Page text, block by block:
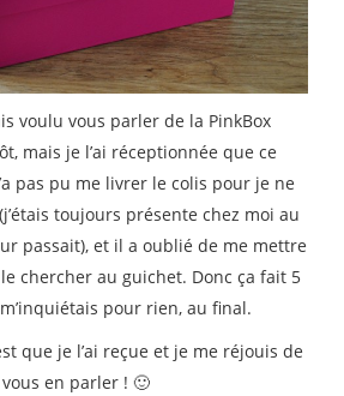
voulu vous parler de la PinkBox
mais je l’ai réceptionnée que ce
pas pu me livrer le colis pour je ne
toujours présente chez moi au
passait), et il a oublié de me mettre
chercher au guichet. Donc ça fait 5
pour rien, au final.
que je l’ai reçue et je me réjouis de
vous en parler ! 🙂